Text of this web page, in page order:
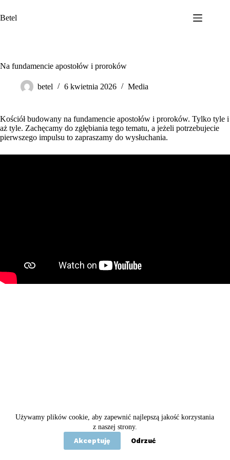
do
treści
Używamy plików cookie, aby zapewnić najlepszą jakość korzystania
z naszej strony.
Akceptuję
Odrzuć
Betel
Na fundamencie apostołów i proroków
betel 6 kwietnia 2026 Media
Kościół budowany na fundamencie apostołów i proroków. Tylko tyle i
aż tyle. Zachęcamy do zgłębiania tego tematu, a jeżeli potrzebujecie
pierwszego impulsu to zapraszamy do wysłuchania.
Copyright © 2020 - 2026 Betel